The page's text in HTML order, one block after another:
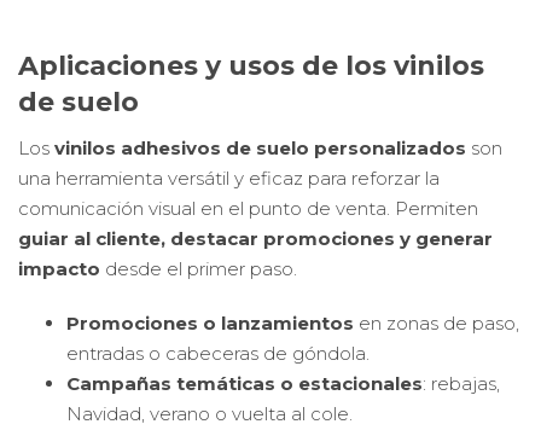
Aplicaciones y usos de los vinilos
de suelo
Los vinilos adhesivos de suelo personalizados son
una herramienta versátil y eficaz para reforzar la
comunicación visual en el punto de venta. Permiten
guiar al cliente, destacar promociones y generar
impacto desde el primer paso.
Promociones o lanzamientos en zonas de paso,
entradas o cabeceras de góndola.
Campañas temáticas o estacionales: rebajas,
Navidad, verano o vuelta al cole.